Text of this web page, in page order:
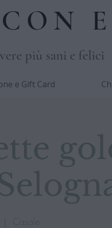
più sani e felici
e Gift Card
Casale